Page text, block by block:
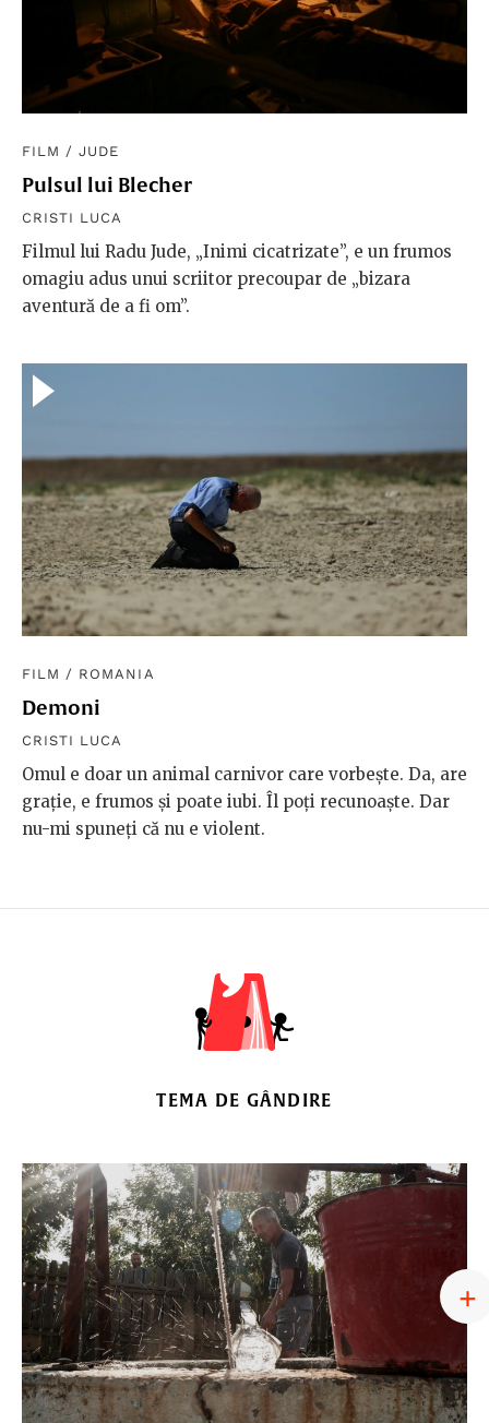
FILM /JUDE
Pulsul lui Blecher
CRISTI LUCA
Filmul lui Radu Jude, „Inimi cicatrizate”, e un frumos
omagiu adus unui scriitor precoupar de „bizara
aventură de a fi om”.
FILM / ROMANIA
Demoni
CRISTI LUCA
Omul e doar un animal carnivor care vorbește. Da, are
grație, e frumos și poate iubi. Îl poți recunoaște. Dar
nu-mi spuneți că nu e violent.
TEMA DE GÂNDIRE